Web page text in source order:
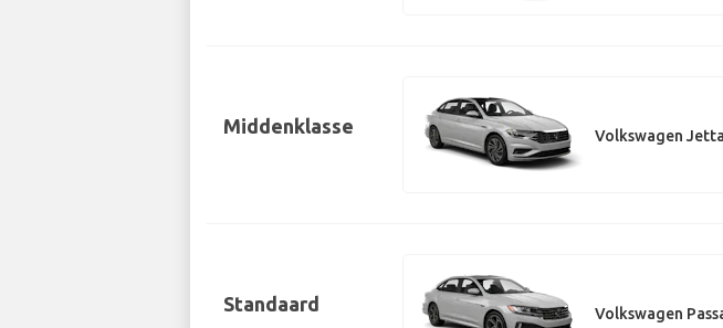
Middenklasse Volkswagen Jetta
Standaard Volkswagen